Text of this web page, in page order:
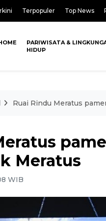
Terpopuler Top News
PARIWISATA &
HIDUP
Ruai Rindu Meratus
Meratus
WIB